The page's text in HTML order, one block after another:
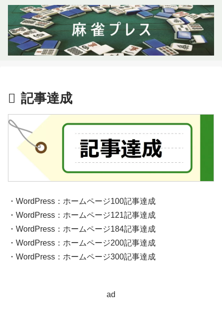
記事達成
・WordPress：ホームページ100記事達成
・WordPress：ホームページ121記事達成
・WordPress：ホームページ184記事達成
・WordPress：ホームページ200記事達成
・WordPress：ホームページ300記事達成
ad